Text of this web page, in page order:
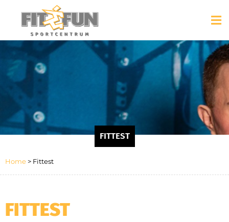
FITTEST
Home > Fittest
FITTEST